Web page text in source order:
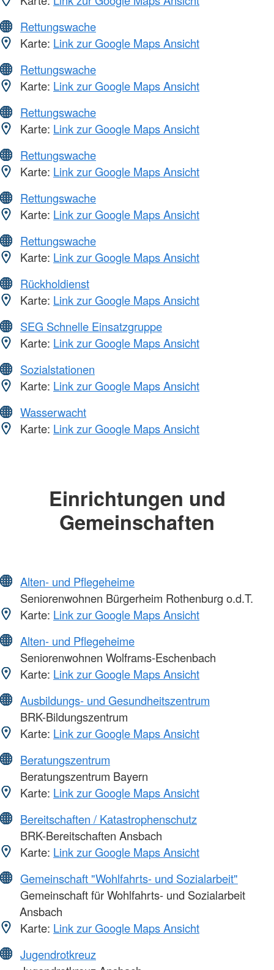
Rettungswache
Karte: Link zur Google Maps Ansicht
Rettungswache
Karte: Link zur Google Maps Ansicht
Rettungswache
Karte: Link zur Google Maps Ansicht
Rettungswache
Karte: Link zur Google Maps Ansicht
Rettungswache
Karte: Link zur Google Maps Ansicht
Rettungswache
Karte: Link zur Google Maps Ansicht
Rückholdienst
Karte: Link zur Google Maps Ansicht
SEG Schnelle Einsatzgruppe
Karte: Link zur Google Maps Ansicht
Sozialstationen
Karte: Link zur Google Maps Ansicht
Wasserwacht
Karte: Link zur Google Maps Ansicht
Einrichtungen und
Gemeinschaften
Alten- und Pflegeheime
Seniorenwohnen Bürgerheim Rothenburg o.d.T.
Karte: Link zur Google Maps Ansicht
Alten- und Pflegeheime
Seniorenwohnen Wolframs-Eschenbach
Karte: Link zur Google Maps Ansicht
Ausbildungs- und Gesundheitszentrum
BRK-Bildungszentrum
Karte: Link zur Google Maps Ansicht
Beratungszentrum
Beratungszentrum Bayern
Karte: Link zur Google Maps Ansicht
Bereitschaften / Katastrophenschutz
BRK-Bereitschaften Ansbach
Karte: Link zur Google Maps Ansicht
Gemeinschaft "Wohlfahrts- und Sozialarbeit"
Gemeinschaft für Wohlfahrts- und Sozialarbeit
Ansbach
Karte: Link zur Google Maps Ansicht
Jugendrotkreuz